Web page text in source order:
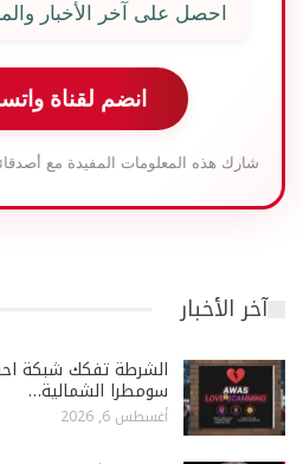
احصل على آخر الأخبار
انضم لقناة
شارك هذه المعلومات المفيدة مع
آخر الأخبار
الشرطة تفكك شبكة
سومطرا الشمالية…
أغسطس 6, 2026